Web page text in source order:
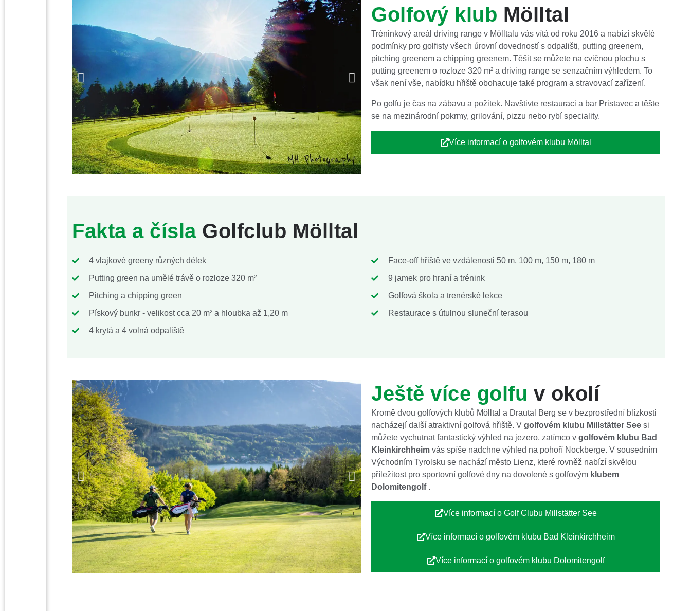
Golfový klub Mölltal
Tréninkový areál driving range v Mölltalu vás vítá od roku 2016 a nabízí skvělé
podmínky pro golfisty všech úrovní dovedností s odpališti, putting greenem,
pitching greenem a chipping greenem. Těšit se můžete na cvičnou plochu s
putting greenem o rozloze 320 m² a driving range se senzačním výhledem. To
však není vše, nabídku hřiště obohacuje také program a stravovací zařízení.
Po golfu je čas na zábavu a požitek. Navštivte restauraci a bar Pristavec a těšte
se na mezinárodní pokrmy, grilování, pizzu nebo rybí speciality.
Více informací o golfovém klubu Mölltal
Fakta a číslaGolfclub Mölltal
4 vlajkové greeny různých délek
Putting green na umělé trávě o rozloze 320 m²
Pitching a chipping green
Pískový bunkr - velikost cca 20 m² a hloubka až 1,20 m
4 krytá a 4 volná odpaliště
Face-off hřiště ve vzdálenosti 50 m, 100 m, 150 m, 180 m
9 jamek pro hraní a trénink
Golfová škola a trenérské lekce
Restaurace s útulnou sluneční terasou
Ještě více golfu v okolí
Kromě dvou golfových klubů Mölltal a Drautal Berg se v bezprostřední blízkosti
nacházejí další atraktivní golfová hřiště. V golfovém klubu Millstätter See si
můžete vychutnat fantastický výhled na jezero, zatímco v golfovém klubu Bad
Kleinkirchheim vás spíše nadchne výhled na pohoří Nockberge. V sousedním
Východním Tyrolsku se nachází město Lienz, které rovněž nabízí skvělou
příležitost pro sportovní golfové dny na dovolené s golfovým klubem
Dolomitengolf .
Více informací o Golf Clubu Millstätter See
Více informací o golfovém klubu Bad Kleinkirchheim
Více informací o golfovém klubu Dolomitengolf